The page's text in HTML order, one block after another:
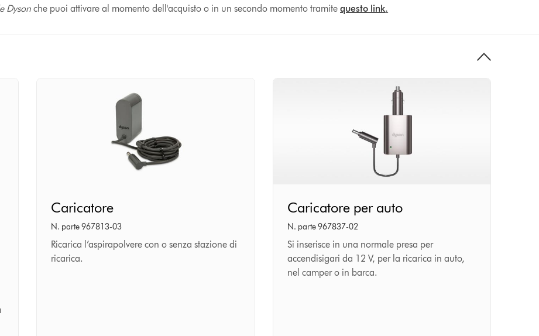
Dysonche puoi attivare al momento dell'acquisto o in un secondo momento tramitequesto link.
Caricatore
N. parte 967813-03
Ricarica l’aspirapolvere con o senza stazione di
ricarica.
per
auto
Caricatore per auto
N. parte 967837-02
Si inserisce in una normale presa per
accendisigari da 12 V, per la ricarica in auto,
nel camper o in barca.